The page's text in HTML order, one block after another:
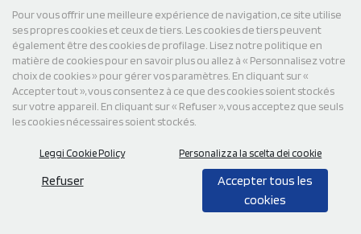
Pour vous offrir une meilleure expérience de navigation, ce site utilise
ses propres cookies et ceux de tiers. Les cookies de tiers peuvent
également être des cookies de profilage. Lisez notre politique en
matière de cookies pour en savoir plus ou allez à « Personnalisez votre
choix de cookies » pour gérer vos paramètres. En cliquant sur «
Accepter tout », vous consentez à ce que des cookies soient stockés
sur votre appareil. En cliquant sur « Refuser », vous acceptez que seuls
les cookies nécessaires soient stockés.
Leggi Cookie Policy Personalizza la scelta dei cookie
Refuser
Accepter tous les
cookies
Expéditions
© 2026 StampaSi s.r.l. TOUS DROITS RÉSERVÉS - TVA
FR13922807334